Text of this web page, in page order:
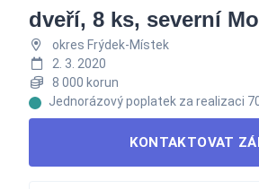
dveří, 8 ks, severní
okres Frýdek-Místek
2. 3. 2020
8 000 korun
Jednorázový poplatek za realizaci
KONTAKTOVAT